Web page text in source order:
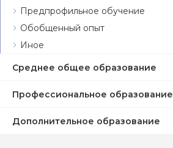
Предпрофильное обучение
Обобщенный опыт
Иное
Среднее общее образование
Профессиональное образование
Дополнительное образование